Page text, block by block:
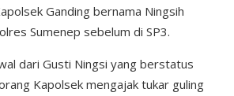
Ganding bernama Ningsih
Sumenep sebelum di SP3.
dari Gusti Ningsi yang berstatus
Kapolsek mengajak tukar guling